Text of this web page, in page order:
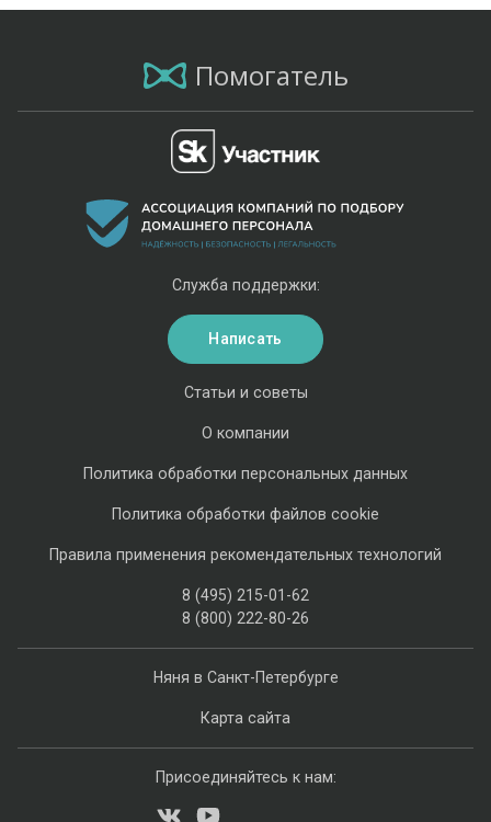
Помогатель
Няня в Санкт-Петербурге
Карта сайта
Статьи и советы
О компании
Политика обработки персональных данных
Политика обработки файлов cookie
Правила применения рекомендательных технологий
8 (495) 215-01-62
8 (800) 222-80-26
Служба поддержки:
Написать
Присоединяйтесь к нам: